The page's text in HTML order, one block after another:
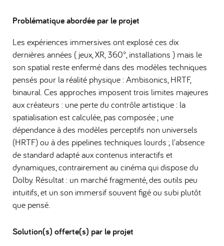
Problématique abordée par le projet
Les expériences immersives ont explosé ces dix
dernières années ( jeux, XR, 360°, installations ) mais le
son spatial reste enfermé dans des modèles techniques
pensés pour la réalité physique : Ambisonics, HRTF,
binaural. Ces approches imposent trois limites majeures
aux créateurs : une perte du contrôle artistique : la
spatialisation est calculée, pas composée ; une
dépendance à des modèles perceptifs non universels
(HRTF) ou à des pipelines techniques lourds ; l'absence
de standard adapté aux contenus interactifs et
dynamiques, contrairement au cinéma qui dispose du
Dolby. Résultat : un marché fragmenté, des outils peu
intuitifs, et un son immersif souvent figé ou subi plutôt
que pensé.
Solution(s) offerte(s) par le projet